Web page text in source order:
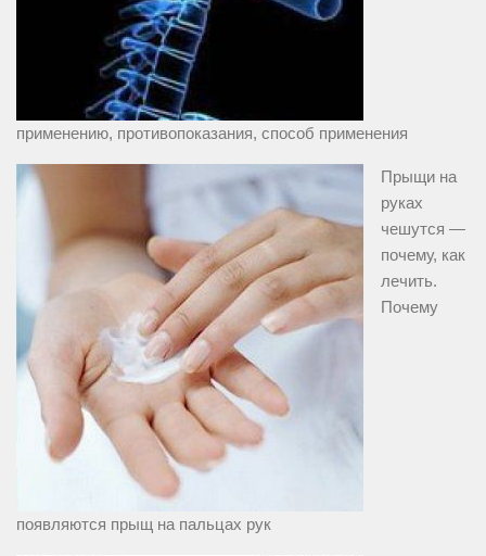
применению, противопоказания, способ применения
Прыщи на
руках
чешутся —
почему, как
лечить.
Почему
появляются прыщ на пальцах рук